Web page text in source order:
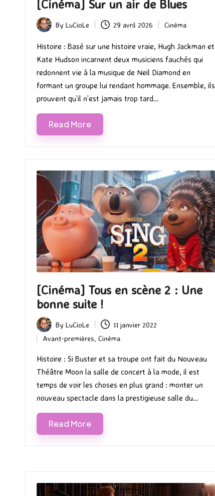
[Cinéma] Sur un air de Blues
Posted
by
By LuCioLe 29 avril 2026
Posted
Cinéma
Histoire : Basé sur une histoire vraie, Hugh Jackman et
Kate Hudson incarnent deux musiciens fauchés qui
redonnent vie à la musique de Neil Diamond en
formant un groupe lui rendant hommage. Ensemble, ils
prouvent qu’il n’est jamais trop tard…
Read More
[Cinéma] Tous en scène 2 : Une
bonne suite !
Posted
by
By LuCioLe 11 janvier 2022
Posted
in
Avant-premières Cinéma
Histoire : Si Buster et sa troupe ont fait du Nouveau
Théâtre Moon la salle de concert à la mode, il est
temps de voir les choses en plus grand : monter un
nouveau spectacle dans la prestigieuse salle du…
Read More